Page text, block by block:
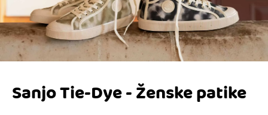
Sanjo Tie-Dye - Ženske patike